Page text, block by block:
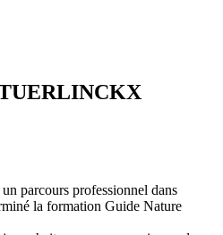
parcours professionnel dans
la formation Guide Nature